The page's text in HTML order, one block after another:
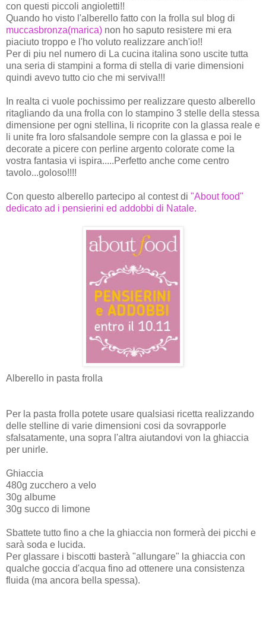
con questi piccoli angioletti!!
Quando ho visto l'alberello fatto con la frolla sul blog di
muccasbronza(marica) non ho saputo resistere mi era
piaciuto troppo e l'ho voluto realizzare anch'io!!
Per di piu nel numero di La cucina italina sono uscite tutta
una seria di stampini a forma di stella di varie dimensioni
quindi avevo tutto cio che mi serviva!!!
In realta ci vuole pochissimo per realizzare questo alberello
ritagliando da una frolla con lo stampino 3 stelle della stessa
dimensione per ogni stellina, li ricoprite con la glassa reale e
li unite fra loro sfalsandole sempre con la glassa e poi le
decorate a picere con perline argento colorate come la
vostra fantasia vi ispira.....Perfetto anche come centro
tavolo...goloso!!!!
Con questo alberello partecipo al contest di "About food"
dedicato ad i pensierini ed addobbi di Natale.
Alberello in pasta frolla
Per la pasta frolla potete usare qualsiasi ricetta realizzando
delle stelline di varie dimensioni cosi da sovrapporle
sfalsatamente, una sopra l'altra aiutandovi von la ghiaccia
per unirle.
Ghiaccia
480g zucchero a velo
30g albume
30g succo di limone
Sbattete tutto fino a che la ghiaccia non formerà dei picchi e
sarà soda e lucida.
Per glassare i biscotti basterà "allungare" la ghiaccia con
qualche goccia d'acqua fino ad ottenere una consistenza
fluida (ma ancora bella spessa).